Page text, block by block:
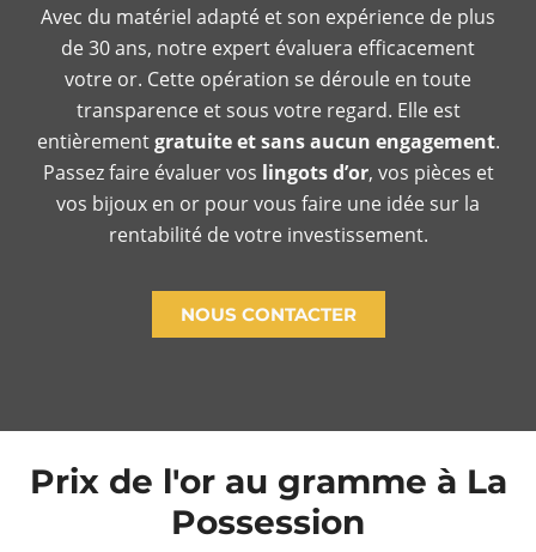
Avec du matériel adapté et son expérience de plus
de 30 ans, notre expert évaluera efficacement
votre or. Cette opération se déroule en toute
transparence et sous votre regard. Elle est
entièrementgratuite et sans aucun engagement.
Passez faire évaluer vos lingots d’or, vos pièces et
vos bijoux en or pour vous faire une idée sur la
rentabilité de votre investissement.
NOUS CONTACTER
Prix de l'or au gramme à La
Possession